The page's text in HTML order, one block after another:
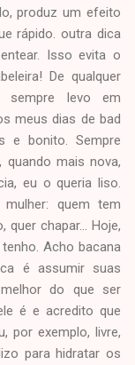
produz um efeito
rápido. outra dica
Isso evita o
De qualquer
levo em
meus dias de bad
e bonito. Sempre
mais nova,
eu o queria liso.
quem tem
chapar... Hoje,
Acho bacana
é assumir suas
do que ser
é e acredito que
por exemplo, livre,
para hidratar os